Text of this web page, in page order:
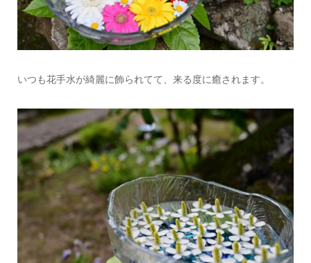
いつも花手水が綺麗に飾られてて、来る度に癒されます。